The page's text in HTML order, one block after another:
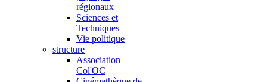
régionaux
Sciences et
Techniques
Vie politique
structure
Association
Col'OC